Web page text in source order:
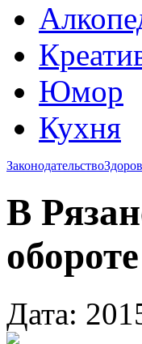
Юмор
Кухня
Законодательство
В
Дата: